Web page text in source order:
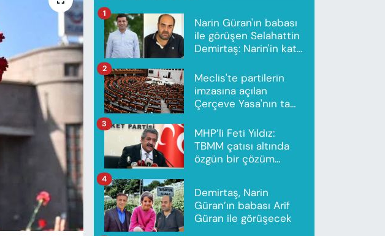
Narin Güran'ın babası
ile görüşen Selahattin
Demirtaş: Narin'in katili
1
Meclis'te partilerin
imzasına açılan
Çerçeve Yasa'nın tam
2
MHP’li Feti Yıldız:
TBMM çatısı altında
özgün bir çözüm
3
Demirtaş, Narin
Güran’ın babası Arif
Güran ile görüşecek
4